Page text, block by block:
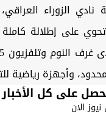
الزوراء
متر، وتحوي على إطلالة
وأجهزة رياضية
على كل الأخبار
الان